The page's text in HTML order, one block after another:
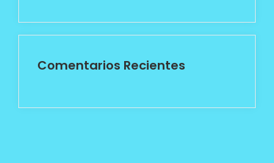
Comentarios Recientes